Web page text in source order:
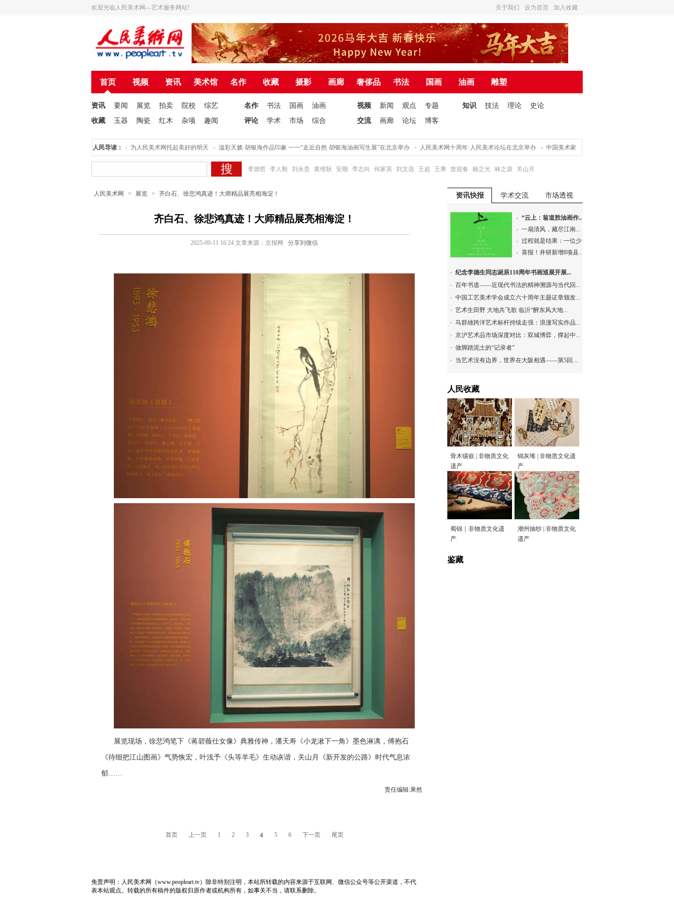
欢迎光临人民美术网—艺术服务网站! 加入收藏
设为首页
关于我们
首页 视频 资讯 美术馆 名作 收藏 摄影 画廊 奢侈品 书法 国画 油画 雕塑
资讯 要闻 展览 拍卖 院校
综艺
收藏
玉器 陶瓷 红木 杂项 趣闻
名作 书法 国画
油画
评论
学术 市场 综合
视频 新闻 观点
专题
交流
画廊 论坛 博客
知识 技法 理论 史论
人民导读：
人民美术创作院揭牌仪式在北京举行 为人民美术网托起美好的明天 溢彩天籁·胡银海作品印象 一一“走近自然·胡银海油画写生展”在北京举办 人民美术网十周年·人民美术论坛在北京举办 中国美术家协会关于申请入会途径的声明
李德哲 李人毅 刘永贵 黄维耿 安顺 李志向 何家英 刘文选 王超 王乘 曾迎春 杨之光 林之源 关山月
人民美术网 > 展览 > 齐白石、徐悲鸿真迹！大师精品展亮相海淀！
齐白石、徐悲鸿真迹！大师精品展亮相海淀！
2025-09-11 16:24 文章来源：京报网 分享到微信
展览现场，徐悲鸿笔下《蒋碧薇仕女像》典雅传神，潘天寿《小龙湫下一角》墨色淋漓，傅抱石
《待细把江山图画》气势恢宏，叶浅予《头等羊毛》生动诙谐，关山月《新开发的公路》时代气息浓
郁……
责任编辑:果然
首页 上一页 1 2 3 4 5 6 下一页 尾页
免责声明：人民美术网（www.peopleart.tv）除非特别注明，本站所转载的内容来源于互联网、微信公众号等公开渠道，不代
表本站观点。转载的所有稿件的版权归原作者或机构所有，如事关不当，请联系删除。
资讯快报 学术交流 市场透视
“云上：翁道胜油画作...
一扇清风，藏尽江南...
过程就是结果：一位少...
喜报！井研新增8项县...
纪念李德生同志诞辰110周年书画巡展开展...
百年书道——近现代书法的精神溯源与当代回...
中国工艺美术学会成立六十周年主题证章颁发...
艺术生田野 大地共飞歌 临沂“醉东风大地...
马群雄跨洋艺术标杆持续走强：浪漫写实作品...
京沪艺术品市场深度对比：双城博弈，撑起中...
做脚踏泥土的“记录者”
当艺术没有边界，世界在大阪相遇——第5回...
人民收藏
骨木镶嵌 | 非物质文化
遗产
锦灰堆 | 非物质文化遗
产
蜀锦｜非物质文化遗
产
潮州抽纱 | 非物质文化
遗产
鉴藏